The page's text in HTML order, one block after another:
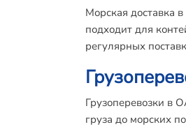
Морская доставка
подходит для
регулярных
Грузоперевозки в
груза до морских